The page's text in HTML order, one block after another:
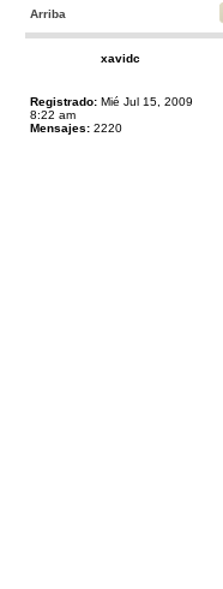
Arriba
xavidc
Registrado: Mié Jul 15, 2009
8:22 am
Mensajes: 2220